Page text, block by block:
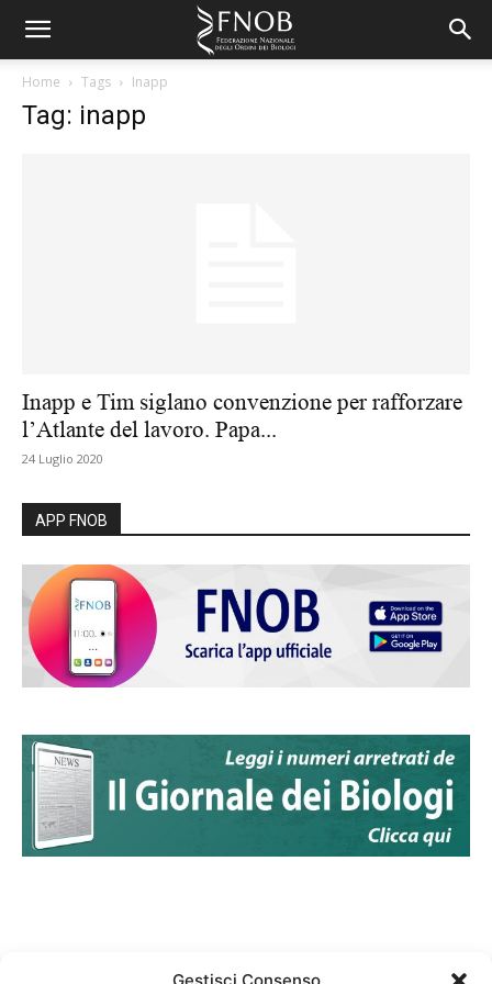
Home Tags Inapp
Tag: inapp
Inapp e Tim siglano convenzione per rafforzare
l’Atlante del lavoro. Papa...
24 Luglio 2020
APP FNOB